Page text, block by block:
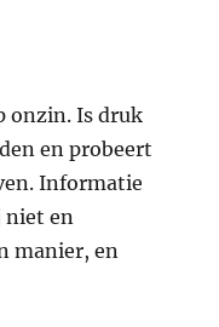
onzin. Is druk
en probeert
Informatie
niet en
manier, en